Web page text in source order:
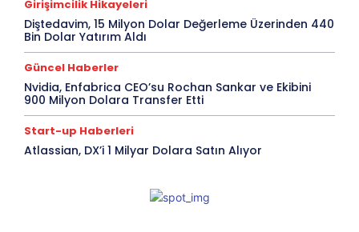
Girişimcilik Hikayeleri
Diştedavim, 15 Milyon Dolar Değerleme Üzerinden 440
Bin Dolar Yatırım Aldı
Güncel Haberler
Nvidia, Enfabrica CEO’su Rochan Sankar ve Ekibini
900 Milyon Dolara Transfer Etti
Start-up Haberleri
Atlassian, DX’i 1 Milyar Dolara Satın Alıyor